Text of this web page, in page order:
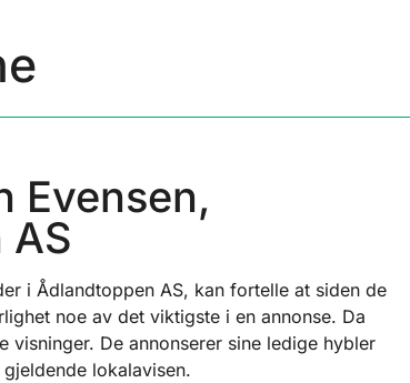
Evensen,
i Ådlandtoppen AS, kan fortelle at siden de
noe av det viktigste i en annonse. Da
De annonserer sine ledige hybler
lokalavisen.